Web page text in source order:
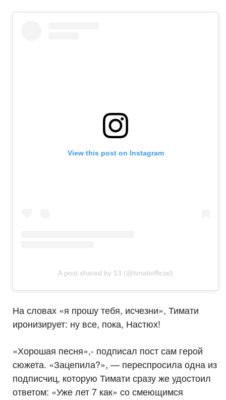
View this post on Instagram
A post shared by 13 (@timatiofficial)
На словах «я прошу тебя, исчезни», Тимати
иронизирует: ну все, пока, Настюх!
«Хорошая песня»,- подписал пост сам герой
сюжета. «Зацепила?», — переспросила одна из
подписчиц, которую Тимати сразу же удостоил
ответом: «Уже лет 7 как» со смеющимся